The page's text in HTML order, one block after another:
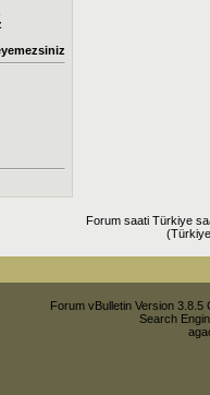
Forum saati Türkiye
Forum vBulletin Version
Search